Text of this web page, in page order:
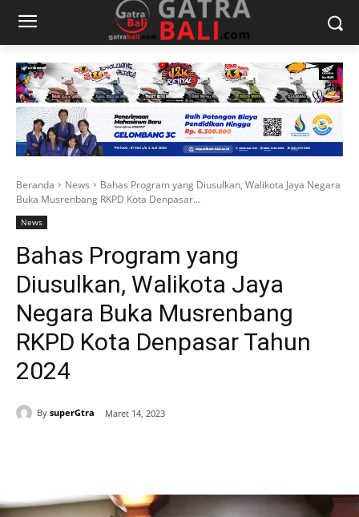
Beranda News
Bahas Program yang Diusulkan, Walikota Jaya Negara
Buka Musrenbang RKPD Kota Denpasar...
News
Bahas Program yang
Diusulkan, Walikota Jaya
Negara Buka Musrenbang
RKPD Kota Denpasar Tahun
2024
By superGtra Maret 14, 2023